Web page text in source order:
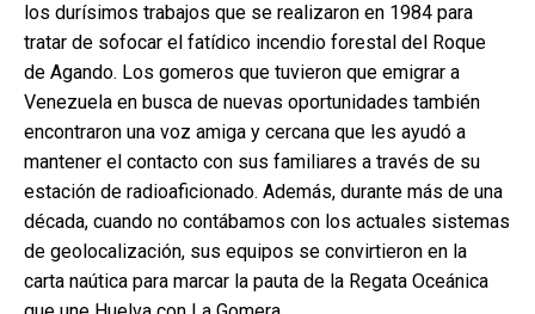
los durísimos trabajos que se realizaron en 1984 para
tratar de sofocar el fatídico incendio forestal del Roque
de Agando. Los gomeros que tuvieron que emigrar a
Venezuela en busca de nuevas oportunidades también
encontraron una voz amiga y cercana que les ayudó a
mantener el contacto con sus familiares a través de su
estación de radioaficionado. Además, durante más de una
década, cuando no contábamos con los actuales sistemas
de geolocalización, sus equipos se convirtieron en la
carta naútica para marcar la pauta de la Regata Oceánica